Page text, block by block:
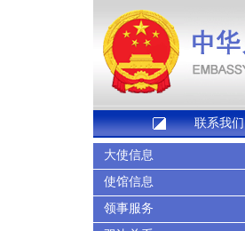
联系我们
大使信息
使馆信息
领事服务